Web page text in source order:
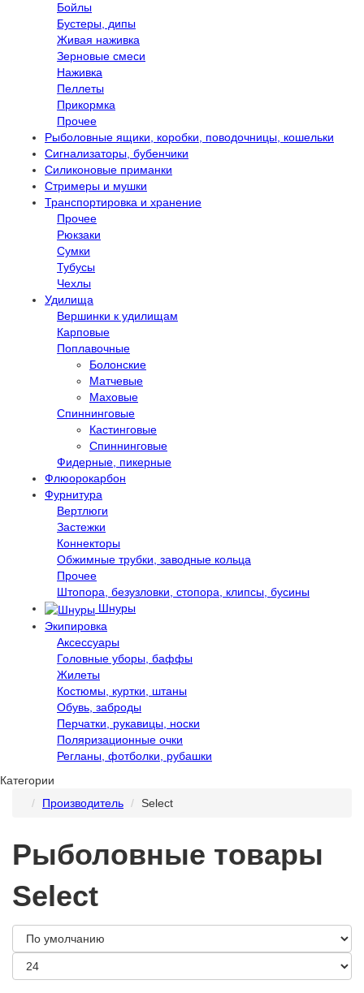
Бойлы
Бустеры, дипы
Живая наживка
Зерновые смеси
Наживка
Пеллеты
Прикормка
Прочее
Рыболовные ящики, коробки, поводочницы, кошельки
Сигнализаторы, бубенчики
Силиконовые приманки
Стримеры и мушки
Транспортировка и хранение
Прочее
Рюкзаки
Сумки
Тубусы
Чехлы
Удилища
Вершинки к удилищам
Карповые
Поплавочные
Болонские
Матчевые
Маховые
Спиннинговые
Кастинговые
Спиннинговые
Фидерные, пикерные
Флюорокарбон
Фурнитура
Вертлюги
Застежки
Коннекторы
Обжимные трубки, заводные кольца
Прочее
Штопора, безузловки, стопора, клипсы, бусины
Шнуры
Экипировка
Аксессуары
Головные уборы, баффы
Жилеты
Костюмы, куртки, штаны
Обувь, заброды
Перчатки, рукавицы, носки
Поляризационные очки
Регланы, фотболки, рубашки
Категории
Производитель
Select
Рыболовные товары
Select